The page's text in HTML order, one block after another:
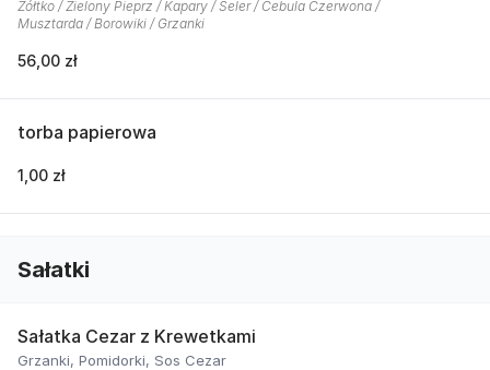
Żółtko / Zielony Pieprz / Kapary / Seler / Cebula Czerwona /
Musztarda / Borowiki / Grzanki
56,00 zł
torba papierowa
1,00 zł
Sałatki
Sałatka Cezar z Krewetkami
Grzanki, Pomidorki, Sos Cezar